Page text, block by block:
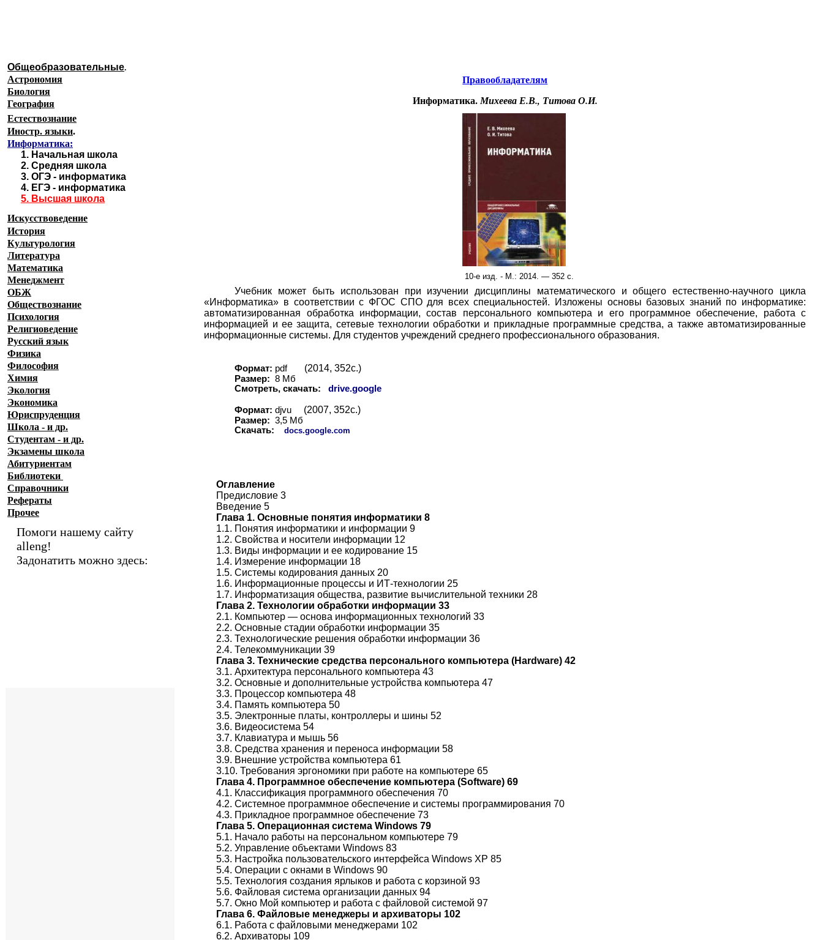
Правообладателям
Информатика.Михеева Е.В., Титова О.И.
10-е изд. - М.: 2014. — 352 с.
Учебник может быть использован при изучении дисциплины математического и общего естественно-научного цикла
«Информатика» в соответствии с ФГОС СПО для всех специальностей. Изложены основы базовых знаний по информатике:
автоматизированная обработка информации, состав персонального компьютера и его программное обеспечение, работа с
информацией и ее защита, сетевые технологии обработки и прикладные программные средства, а также автоматизированные
информационные системы. Для студентов учреждений среднего профессионального образования.
Формат: pdf (2014, 352с.)
Размер: 8 Мб
Смотреть, скачать:
drive.google
Формат: djvu (2007, 352с.)
Размер: 3,5 Мб
Скачать:
docs.google.com
Оглавление
Предисловие 3
Введение 5
Глава 1. Основные понятия информатики 8
1.1. Понятия информатики и информации 9
1.2. Свойства и носители информации 12
1.3. Виды информации и ее кодирование 15
1.4. Измерение информации 18
1.5. Системы кодирования данных 20
1.6. Информационные процессы и ИТ-технологии 25
1.7. Информатизация общества, развитие вычислительной техники 28
Глава 2. Технологии обработки информации 33
2.1. Компьютер — основа информационных технологий 33
2.2. Основные стадии обработки информации 35
2.3. Технологические решения обработки информации 36
2.4. Телекоммуникации 39
Глава 3. Технические средства персонального компьютера (Hardware) 42
3.1. Архитектура персонального компьютера 43
3.2. Основные и дополнительные устройства компьютера 47
3.3. Процессор компьютера 48
3.4. Память компьютера 50
3.5. Электронные платы, контроллеры и шины 52
3.6. Видеосистема 54
3.7. Клавиатура и мышь 56
3.8. Средства хранения и переноса информации 58
3.9. Внешние устройства компьютера 61
3.10. Требования эргономики при работе на компьютере 65
Глава 4. Программное обеспечение компьютера (Software) 69
4.1. Классификация программного обеспечения 70
4.2. Системное программное обеспечение и системы программирования 70
4.3. Прикладное программное обеспечение 73
Глава 5. Операционная система Windows 79
5.1. Начало работы на персональном компьютере 79
5.2. Управление объектами Windows 83
5.3. Настройка пользовательского интерфейса Windows XP 85
5.4. Операции с окнами в Windows 90
5.5. Технология создания ярлыков и работа с корзиной 93
5.6. Файловая система организации данных 94
5.7. Окно Мой компьютер и работа с файловой системой 97
Глава 6. Файловые менеджеры и архиваторы 102
6.1. Работа с файловыми менеджерами 102
6.2. Архиваторы 109
Общеобразовательные.
Астрономия
Биология
География
Естествознание
Иностр. языки.
Информатика:
1. Начальная школа
2. Средняя школа
3. ОГЭ - информатика
4. ЕГЭ - информатика
5. Высшая школа
Искусствоведение
История
Культурология
Литература
Математика
Менеджмент
ОБЖ
Обществознание
Психология
Религиоведение
Русский язык
Физика
Философия
Химия
Экология
Экономика
Юриспруденция
Школа - и др.
Студентам - и др.
Экзамены школа
Абитуриентам
Библиотеки
Справочники
Рефераты
Прочее
Помоги нашему сайту
alleng!
Задонатить можно здесь: